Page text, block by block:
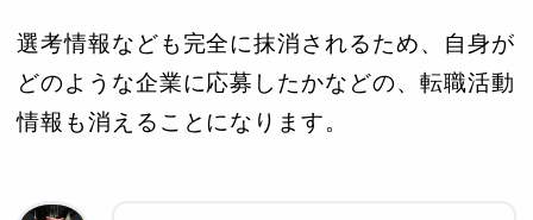
選考情報なども完全に抹消されるため、自身が
どのような企業に応募したかなどの、転職活動
情報も消えることになります。